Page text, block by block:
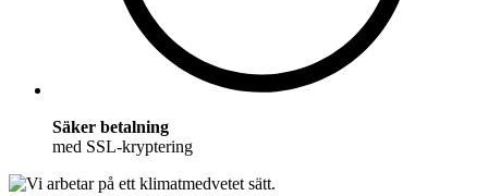
Säker betalning
med SSL-kryptering